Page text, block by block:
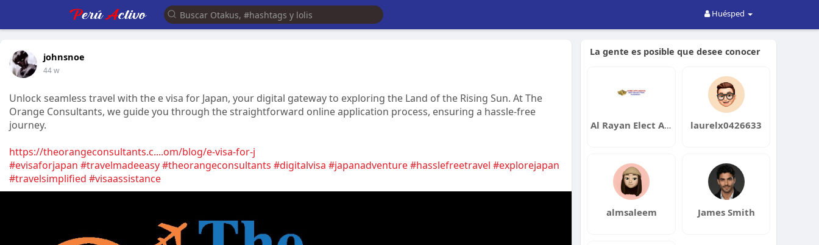
Huésped
johnsnoe
44 w
Unlock seamless travel with the e visa for Japan, your digital gateway to exploring the Land of the Rising Sun. At The
Orange Consultants, we guide you through the straightforward online application process, ensuring a hassle-free
journey.
https://theorangeconsultants.c....om/blog/e-visa-for-j
#evisaforjapan #travelmadeeasy#theorangeconsultants #digitalvisa #japanadventure#hasslefreetravel #explorejapan
#travelsimplified #visaassistance
La gente es posible que desee conocer
Al Rayan Elect And Electronics Equip Trading LLC laurelx0426633
almsaleem James Smith